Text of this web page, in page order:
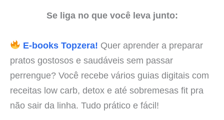
Se liga no que você leva junto:
E-books Topzera! Quer aprender a preparar
pratos gostosos e saudáveis sem passar
perrengue? Você recebe vários guias digitais com
receitas low carb, detox e até sobremesas fit pra
não sair da linha. Tudo prático e fácil!